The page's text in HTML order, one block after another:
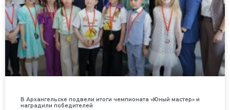
В Архангельске подвели итоги чемпионата «Юный мастер» и
наградили победителей